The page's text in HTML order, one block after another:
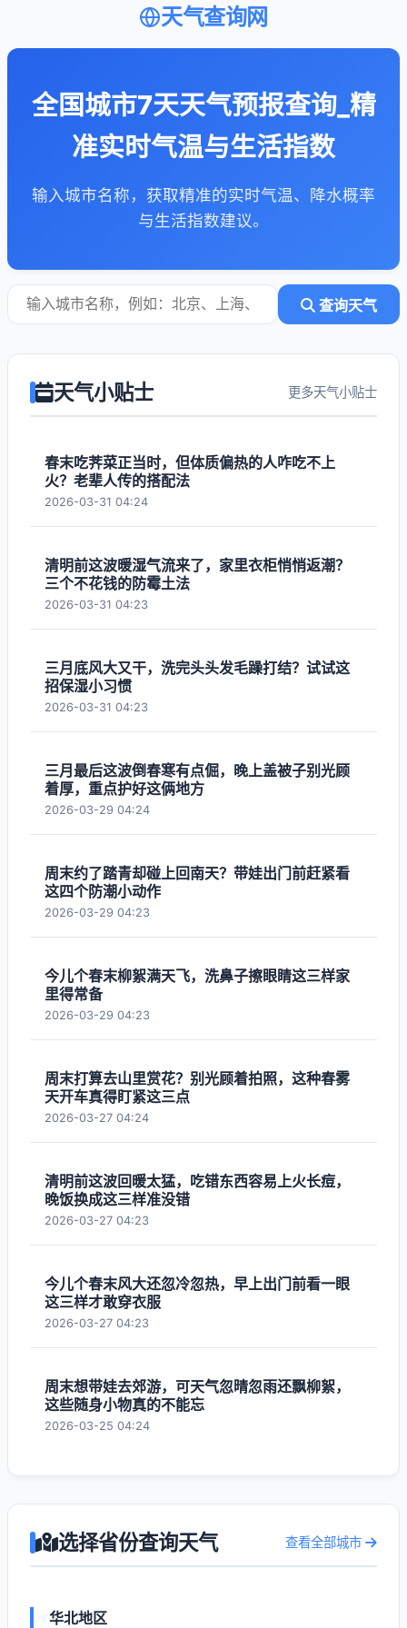
天气查询网
全国城市7天天气预报查询_精
准实时气温与生活指数
输入城市名称，获取精准的实时气温、降水概率
与生活指数建议。
查询天气
天气小贴士 更多天气小贴士
春末吃荠菜正当时，但体质偏热的人咋吃不上
火？老辈人传的搭配法
2026-03-31 04:24
清明前这波暖湿气流来了，家里衣柜悄悄返潮？
三个不花钱的防霉土法
2026-03-31 04:23
三月底风大又干，洗完头头发毛躁打结？试试这
招保湿小习惯
2026-03-31 04:23
三月最后这波倒春寒有点倔，晚上盖被子别光顾
着厚，重点护好这俩地方
2026-03-29 04:24
周末约了踏青却碰上回南天？带娃出门前赶紧看
这四个防潮小动作
2026-03-29 04:23
今儿个春末柳絮满天飞，洗鼻子擦眼睛这三样家
里得常备
2026-03-29 04:23
周末打算去山里赏花？别光顾着拍照，这种春雾
天开车真得盯紧这三点
2026-03-27 04:24
清明前这波回暖太猛，吃错东西容易上火长痘，
晚饭换成这三样准没错
2026-03-27 04:23
今儿个春末风大还忽冷忽热，早上出门前看一眼
这三样才敢穿衣服
2026-03-27 04:23
周末想带娃去郊游，可天气忽晴忽雨还飘柳絮，
这些随身小物真的不能忘
2026-03-25 04:24
选择省份查询天气 查看全部城市
华北地区